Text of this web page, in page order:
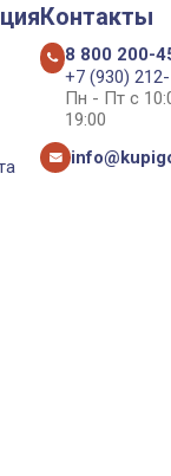
Контакты
8 800 200-
+7 (930)
Пн - Пт с
19:00